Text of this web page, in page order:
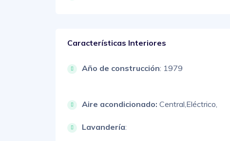
Características Interiores
Año de construcción: 1979
Aire acondicionado: Central, Eléctrico,
Lavandería: